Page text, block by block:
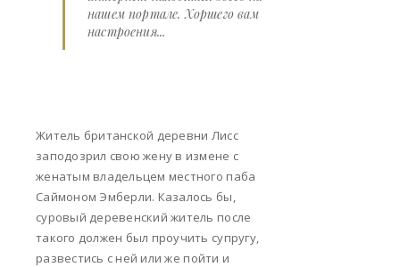
нашем портале. Хоршего вам
настроения...
Житель британской деревни Лисс
заподозрил свою жену в измене с
женатым владельцем местного паба
Саймоном Эмберли. Казалось бы,
суровый деревенский житель после
такого должен был проучить супругу,
развестись с ней или же пойти и